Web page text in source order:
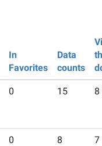
In
Favorites
Data
counts
0 15 8
0 8 7